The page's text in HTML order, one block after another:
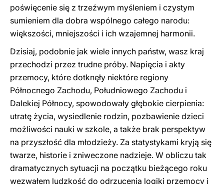
poświęcenie się z trzeźwym myśleniem i czystym
sumieniem dla dobra wspólnego całego narodu:
większości, mniejszości i ich wzajemnej harmonii.
Dzisiaj, podobnie jak wiele innych państw, wasz kraj
przechodzi przez trudne próby. Napięcia i akty
przemocy, które dotknęły niektóre regiony
Północnego Zachodu, Południowego Zachodu i
Dalekiej Północy, spowodowały głębokie cierpienia:
utratę życia, wysiedlenie rodzin, pozbawienie dzieci
możliwości nauki w szkole, a także brak perspektyw
na przyszłość dla młodzieży. Za statystykami kryją się
twarze, historie i zniweczone nadzieje. W obliczu tak
dramatycznych sytuacji na początku bieżącego roku
wezwałem ludzkość do odrzucenia logiki przemocy i